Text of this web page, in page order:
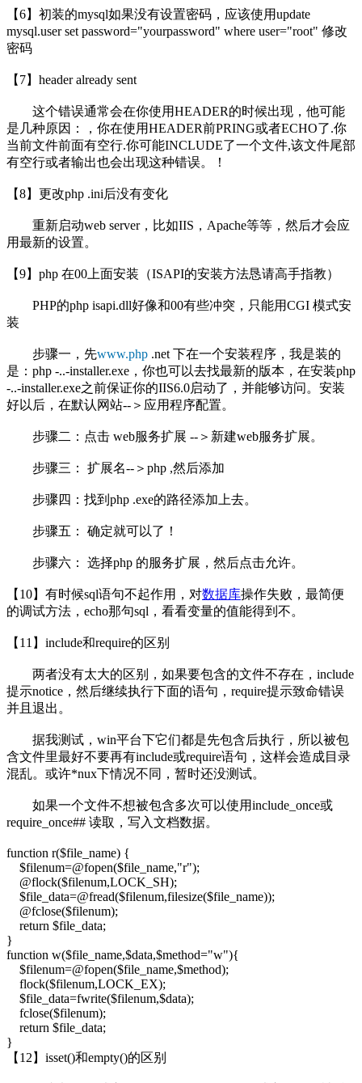
【6】初装的mysql如果没有设置密码，应该使用update
mysql.user set password="yourpassword" where user="root" 修改
密码
【7】header already sent
这个错误通常会在你使用HEADER的时候出现，他可能
是几种原因：，你在使用HEADER前PRING或者ECHO了.你
当前文件前面有空行.你可能INCLUDE了一个文件,该文件尾部
有空行或者输出也会出现这种错误。！
【8】更改php .ini后没有变化
重新启动web server，比如IIS，Apache等等，然后才会应
用最新的设置。
【9】php 在00上面安装（ISAPI的安装方法恳请高手指教）
PHP的php isapi.dll好像和00有些冲突，只能用CGI 模式安
装
步骤一，先www.php .net 下在一个安装程序，我是装的
是：php -..-installer.exe，你也可以去找最新的版本，在安装php
-..-installer.exe之前保证你的IIS6.0启动了，并能够访问。安装
好以后，在默认网站--＞应用程序配置。
步骤二：点击 web服务扩展 --＞新建web服务扩展。
步骤三： 扩展名--＞php ,然后添加
步骤四：找到php .exe的路径添加上去。
步骤五： 确定就可以了！
步骤六： 选择php 的服务扩展，然后点击允许。
【10】有时候sql语句不起作用，对数据库操作失败，最简便
的调试方法，echo那句sql，看看变量的值能得到不。
【11】include和require的区别
两者没有太大的区别，如果要包含的文件不存在，include
提示notice，然后继续执行下面的语句，require提示致命错误
并且退出。
据我测试，win平台下它们都是先包含后执行，所以被包
含文件里最好不要再有include或require语句，这样会造成目录
混乱。或许*nux下情况不同，暂时还没测试。
如果一个文件不想被包含多次可以使用include_once或
require_once## 读取，写入文档数据。
function r($file_name) {
$filenum=@fopen($file_name,"r");
@flock($filenum,LOCK_SH);
$file_data=@fread($filenum,filesize($file_name));
@fclose($filenum);
return $file_data;
}
function w($file_name,$data,$method="w"){
$filenum=@fopen($file_name,$method);
flock($filenum,LOCK_EX);
$file_data=fwrite($filenum,$data);
fclose($filenum);
return $file_data;
}
【12】isset()和empty()的区别